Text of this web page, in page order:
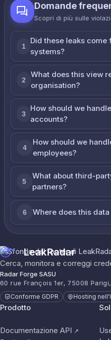
Domande
Scopri di più sulle
1
Did these leaks
systems?
2
What does this view
organisation?
3
How should we
accounts?
4
How should we
employees?
5
What about third-
partners?
6 Where does this
LeakRadar
Cerca, monitora e correggi
Radar Forge SASU
60 rue François 1er, 75008
Conforme GDPR Hosting
Prodotto
Documentazione API ↗